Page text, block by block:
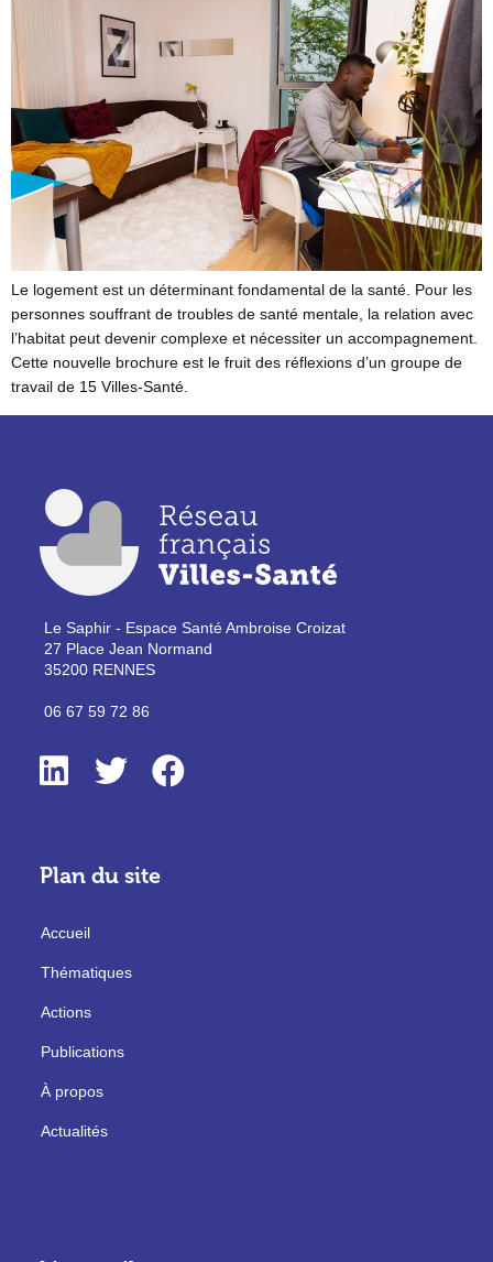
Le logement est un déterminant fondamental de la santé. Pour les
personnes souffrant de troubles de santé mentale, la relation avec
l’habitat peut devenir complexe et nécessiter un accompagnement.
Cette nouvelle brochure est le fruit des réflexions d’un groupe de
travail de 15 Villes-Santé.
Le Saphir - Espace Santé Ambroise Croizat
27 Place Jean Normand
35200 RENNES
06 67 59 72 86
Plan du site
Accueil
Thématiques
Actions
Publications
À propos
Actualités